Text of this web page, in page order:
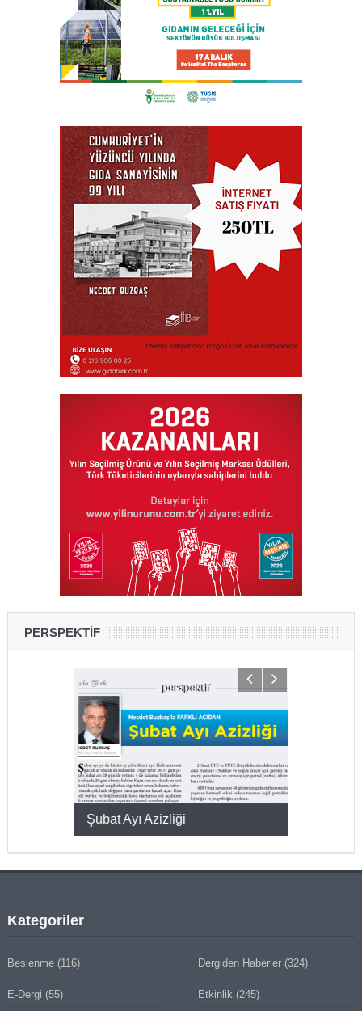
PERSPEKTİF
Şubat Ayı Azizliği
Kategoriler
Beslenme(116) Dergiden Haberler (324)
E-Dergi (55) Etkinlik (245)